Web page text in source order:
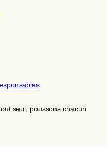
seul, poussons chacun